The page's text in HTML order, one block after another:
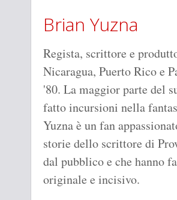
Brian Yuzna
Regista, scrittore e
Nicaragua, Puerto Rico e
'80. La maggior parte del
fatto incursioni nella
Yuzna è un fan
storie dello scrittore di
dal pubblico e che hanno
originale e incisivo.